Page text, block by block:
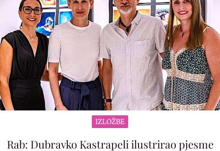
IZLOŽBE
Rab: Dubravko Kastrapeli ilustrirao pjesme